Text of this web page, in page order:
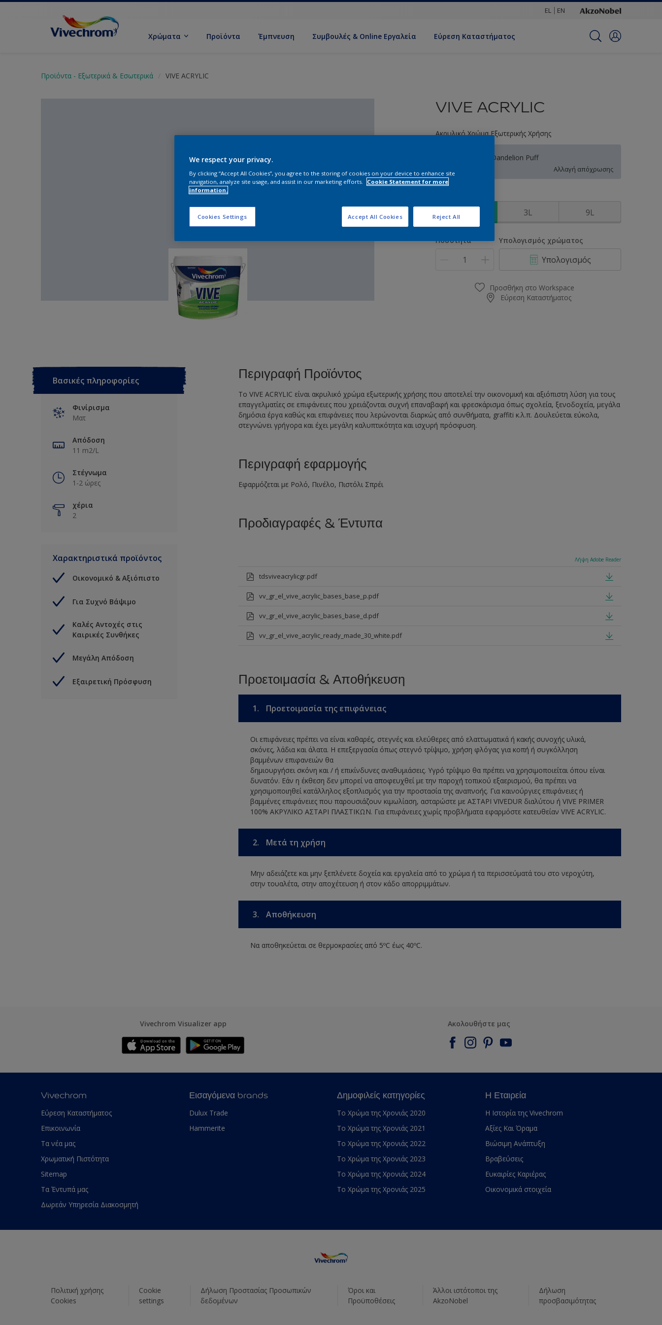
EL EN
Χρώματα Προϊόντα Έμπνευση Συμβουλές & Online Εργαλεία Εύρεση Καταστήματος
Προϊόντα - Εξωτερικά & Εσωτερικά VIVE ACRYLIC
VIVE ACRYLIC
Ακρυλικό Χρώμα Εξωτερικής Χρήσης
30BB 73/052 Dandelion Puff
Αλλαγή απόχρωσης
0.75L 3L 9L
Ποσότητα Υπολογισμός χρώματος
Υπολογισμός
Προσθήκη στο Workspace
Εύρεση Καταστήματος
Βασικές πληροφορίες
Φινίρισμα
Ματ
Απόδοση
11 m2/L
Στέγνωμα
1-2 ώρες
χέρια
2
Χαρακτηριστικά προϊόντος
Οικονομικό & Αξιόπιστο
Για Συχνό Βάψιμο
Καλές Αντοχές στις
Καιρικές Συνθήκες
Μεγάλη Απόδοση
Εξαιρετική Πρόσφυση
Περιγραφή Προϊόντος
Το VIVE ACRYLIC είναι ακρυλικό χρώμα εξωτερικής χρήσης που αποτελεί την οικονομική και αξιόπιστη λύση για τους
επαγγελματίες σε επιφάνειες που χρειάζονται συχνή επαναβαφή και φρεσκάρισμα όπως σχολεία, ξενοδοχεία, μεγάλα
δημόσια έργα καθώς και επιφάνειες που λερώνονται διαρκώς από συνθήματα, graffiti κ.λ.π. Δουλεύεται εύκολα,
στεγνώνει γρήγορα και έχει μεγάλη καλυπτικότητα και ισχυρή πρόσφυση.
Περιγραφή εφαρμογής
Εφαρμόζεται με Ρολό, Πινέλο, Πιστόλι Σπρέι
Προδιαγραφές & Έντυπα
Λήψη Adobe Reader
tdsviveacrylicgr.pdf
vv_gr_el_vive_acrylic_bases_base_p.pdf
vv_gr_el_vive_acrylic_bases_base_d.pdf
vv_gr_el_vive_acrylic_ready_made_30_white.pdf
Προετοιμασία & Αποθήκευση
1. Προετοιμασία της επιφάνειας
Οι επιφάνειες πρέπει να είναι καθαρές, στεγνές και ελεύθερες από ελαττωματικά ή κακής συνοχής υλικά,
σκόνες, λάδια και άλατα. Η επεξεργασία όπως στεγνό τρίψιμο, χρήση φλόγας για κοπή ή συγκόλληση
βαμμένων επιφανειών θα
δημιουργήσει σκόνη και / ή επικίνδυνες αναθυμιάσεις. Υγρό τρίψιμο θα πρέπει να χρησιμοποιείται όπου είναι
δυνατόν. Εάν η έκθεση δεν μπορεί να αποφευχθεί με την παροχή τοπικού εξαερισμού, θα πρέπει να
χρησιμοποιηθεί κατάλληλος εξοπλισμός για την προστασία της αναπνοής. Για καινούργιες επιφάνειες ή
βαμμένες επιφάνειες που παρουσιάζουν κιμωλίαση, ασταρώστε με ΑΣΤΑΡΙ VIVEDUR διαλύτου ή VIVE PRIMER
100% ΑΚΡΥΛΙΚΟ ΑΣΤΑΡΙ ΠΛΑΣΤΙΚΩΝ. Για επιφάνειες χωρίς προβλήματα εφαρμόστε κατευθείαν VIVE ACRYLIC.
2. Μετά τη χρήση
Μην αδειάζετε και μην ξεπλένετε δοχεία και εργαλεία από το χρώμα ή τα περισσεύματά του στο νεροχύτη,
στην τουαλέτα, στην αποχέτευση ή στον κάδο απορριμμάτων.
3. Αποθήκευση
Να αποθηκεύεται σε θερμοκρασίες από 5ºC έως 40ºC.
Vivechrom Visualizer app Ακολουθήστε μας
Vivechrom
Εύρεση Καταστήματος
Επικοινωνία
Τα νέα μας
Χρωματική Πιστότητα
Sitemap
Τα Έντυπά μας
Δωρεάν Υπηρεσία Διακοσμητή
Εισαγόμενα brands
Dulux Trade
Hammerite
Δημοφιλείς κατηγορίες
Το Χρώμα της Χρονιάς 2020
Το Χρώμα της Χρονιάς 2021
Το Χρώμα της Χρονιάς 2022
Το Χρώμα της Χρονιάς 2023
Το Χρώμα της Χρονιάς 2024
Το Χρώμα της Χρονιάς 2025
Η Εταιρεία
Η Ιστορία της Vivechrom
Αξίες Και Όραμα
Βιώσιμη Ανάπτυξη
Βραβεύσεις
Ευκαιρίες Καριέρας
Οικονομικά στοιχεία
Πολιτική χρήσης
Cookies
Cookie
settings
Δήλωση Προστασίας Προσωπικών
δεδομένων
Όροι και
Προϋποθέσεις
Άλλοι ιστότοποι της
AkzoNobel
Δήλωση
προσβασιμότητας
We respect your privacy.
By clicking “Accept All Cookies”, you agree to the storing of cookies on your device to enhance site
navigation, analyze site usage, and assist in our marketing efforts.
Cookie Statement for more
information.
Cookies Settings Reject All
Accept All Cookies